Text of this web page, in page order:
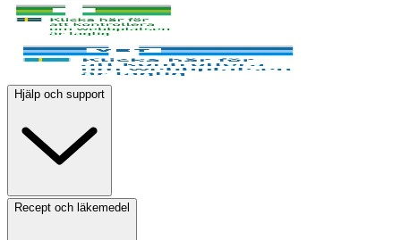
Hjälp och support
Recept och läkemedel